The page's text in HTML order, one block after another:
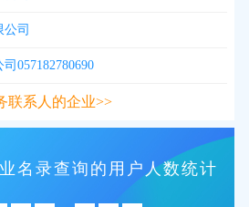
司
057182780690
联系人的企业>>
名录查询的用户人数统计